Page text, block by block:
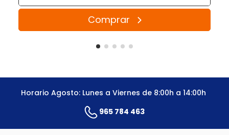
Comprar
Horario Agosto: Lunes a Viernes de 8:00h a 14:00h
965 784 463